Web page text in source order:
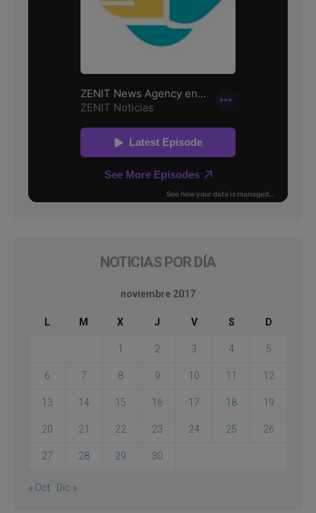
NOTICIAS POR DÍA
noviembre 2017
L M X J V S D
1 2 3 4 5
6 7 8 9 10 11 12
13 14 15 16 17 18 19
20 21 22 23 24 25 26
27 28 29 30
« Oct Dic »